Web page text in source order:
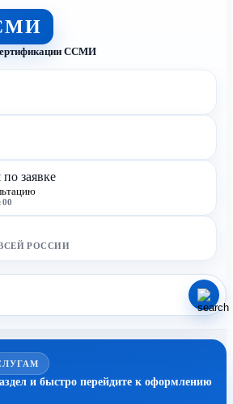
ССМИ
заявке
РОССИИ
и быстро перейдите к оформлению